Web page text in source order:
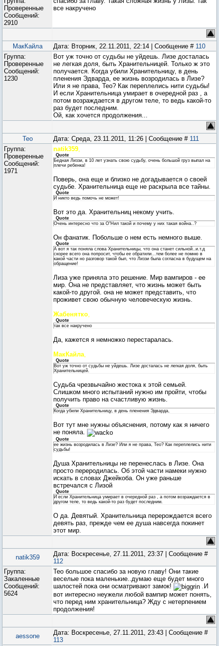
Проверенные
Сообщений:
2910
все накручено
МакКайла Дата: Вторник, 22.11.2011, 22:14 | Сообщение # 110
Группа:
Проверенные
Сообщений:
1230
Вот уж точно от судьбы не уйдешь. Лизе досталась
не легкая доля, быть Хранительницей. Только ж это
получается. Когда убили Хранительницу, в день
пленения Эдварда, ее жизнь возродилась в Лизе?
Или я не права, Тео? Как переплелись нити судьбы!
И если Хранительница умирает в очередной раз , а
потом возраждается в другом теле, то ведь какой-то
раз будет последним.
Ой, как хочется продолжения...
Teo Дата: Среда, 23.11.2011, 11:26 | Сообщение # 111
Группа:
Проверенные
Сообщений:
1971
natik359,
Quote
Бедная Лиззи, в 10 лет узнать свою судьбу, очень большой груз выпал на
плечи ребенка!
Поверь, она еще и близко не догадывается о своей
судьбе. Хранительница еще не раскрыла все тайны.
Quote
И никто ведь помочь не может!
Вот это да. Хранительниц некому учить.
Quote
Очень интересно что за О"Нил такой и почему у них такая война..?
Он фанатик. Побольше о нем есть немного выше.
Quote
А вот я так поняла слова Хранительницы, что она станет сильной..и.т.д
скорее всего она попросит, чтобы ее обратили...тем более не помню в
какой части но разговор такой был, что Лиззи была согласна в будущем на
обращение!
Лиза уже приняла это решение. Мир вампиров - ее
мир. Она не представляет, что жизнь может быть
какой-то другой. она не может представить, что
проживет свою обычную человеческую жизнь.
Жабенятко,
Quote
так все накручено
Да, кажется я немножко перестаралась.
МакКайла,
Quote
Вот уж точно от судьбы не уйдешь. Лизе досталась не легкая доля, быть
Хранительницей.
Судьба чрезвычайно жестока к этой семьей.
Слишком много испытаний нужно им пройти, чтобы
получить право на счастливую жизнь.
Quote
Когда убили Хранительницу, в день пленения Эдварда,
Вот тут мне нужны объяснения, потому как я ничего
не поняла.
Quote
ее жизнь возродилась в Лизе? Или я не права, Тео? Как переплелись нити
судьбы!
Душа Хранительницы не перенеслась в Лизе. Она
просто переродилась. Об этой части намеки нужно
искать в словах Джейкоба. Он уже раньше
встречался с Лизой
Quote
И если Хранительница умирает в очередной раз , а потом возраждается в
другом теле, то ведь какой-то раз будет последним.
О да. Девятый. Хранительница перерождается всего
девять раз, прежде чем ее душа навсегда покинет
этот мир.
natik359
Дата: Воскресенье, 27.11.2011, 23:37 | Сообщение #
112
Группа:
Закаленные
Сообщений:
5624
Тео большое спасибо за новую главу! Они такие
веселые пока маленькие..думаю еще будет много
шалостей пока они осматривают замок!
.И
вот интересно неужели любой вампир может понять,
что перед ним хранительница? Жду с нетерпением
продолжения!
aessone
Дата: Воскресенье, 27.11.2011, 23:43 | Сообщение #
113